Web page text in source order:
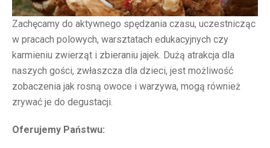
Zachęcamy do aktywnego spędzania czasu, uczestnicząc
w pracach polowych, warsztatach edukacyjnych czy
karmieniu zwierząt i zbieraniu jajek. Dużą atrakcja dla
naszych gości, zwłaszcza dla dzieci, jest możliwość
zobaczenia jak rosną owoce i warzywa, mogą również
zrywać je do degustacji.
Oferujemy Państwu: